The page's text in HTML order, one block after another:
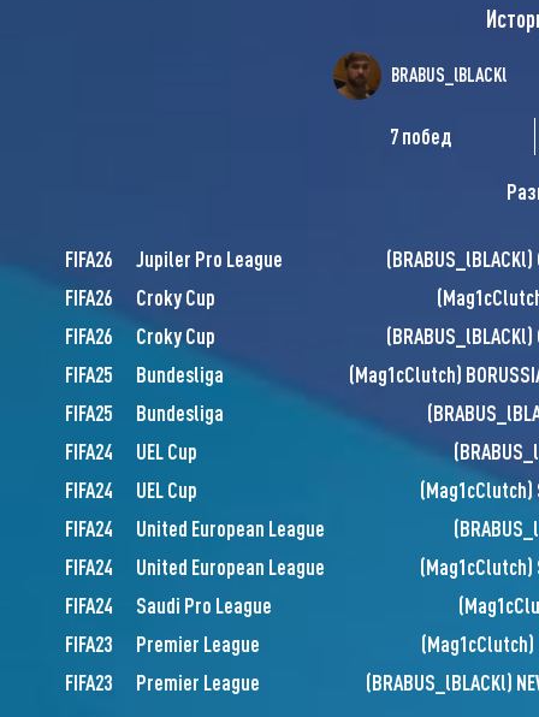
BRABUS_lBLACKl
7 побед
FIFA26 Jupiler Pro League (BRABUS_lBLACKl)
FIFA26
Croky Cup (
FIFA26
Croky Cup (BRABUS_lBLACKl)
FIFA25
Bundesliga (Mag1cClutch)
FIFA25
Bundesliga (
FIFA24
UEL Cup (
FIFA24
UEL Cup (Mag1cClutch)
FIFA24
United European League (
FIFA24
United European League (Mag1cClutch)
FIFA24
Saudi Pro League (
FIFA23
Premier League (Mag1cClutch)
FIFA23
Premier League (BRABUS_lBLACKl)